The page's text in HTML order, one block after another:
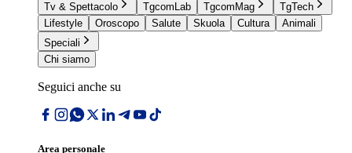
Tv & Spettacolo
TgcomLab TgcomMag
TgTech
Lifestyle
Oroscopo Salute Skuola Cultura
Animali
Speciali
Chi siamo
Seguici anche su
Area personale